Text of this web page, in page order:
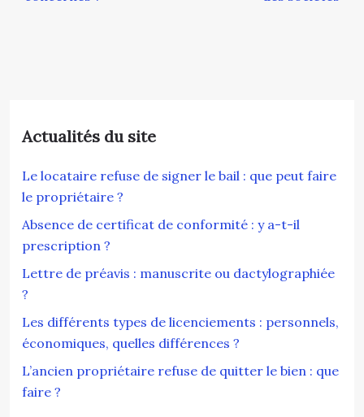
Actualités du site
Le locataire refuse de signer le bail : que peut faire
le propriétaire ?
Absence de certificat de conformité : y a-t-il
prescription ?
Lettre de préavis : manuscrite ou dactylographiée
?
Les différents types de licenciements : personnels,
économiques, quelles différences ?
L’ancien propriétaire refuse de quitter le bien : que
faire ?